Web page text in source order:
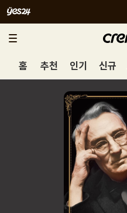
홈 추천 인기 신규